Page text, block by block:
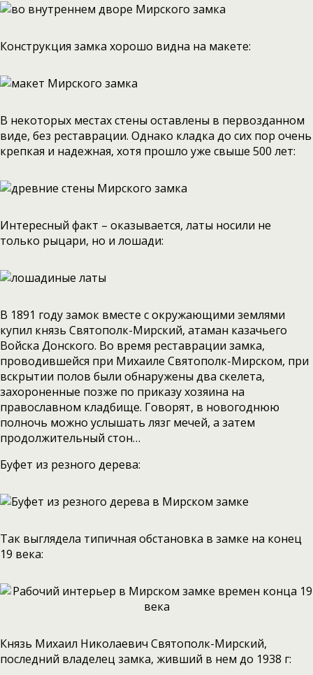
Конструкция замка хорошо видна на макете:
В некоторых местах стены оставлены в первозданном
виде, без реставрации. Однако кладка до сих пор очень
крепкая и надежная, хотя прошло уже свыше 500 лет:
Интересный факт – оказывается, латы носили не
только рыцари, но и лошади:
В 1891 году замок вместе с окружающими землями
купил князь Святополк-Мирский, атаман казачьего
Войска Донского. Во время реставрации замка,
проводившейся при Михаиле Святополк-Мирском, при
вскрытии полов были обнаружены два скелета,
захороненные позже по приказу хозяина на
православном кладбище. Говорят, в новогоднюю
полночь можно услышать лязг мечей, а затем
продолжительный стон…
Буфет из резного дерева:
Так выглядела типичная обстановка в замке на конец
19 века:
Князь Михаил Николаевич Святополк-Мирский,
последний владелец замка, живший в нем до 1938 г: